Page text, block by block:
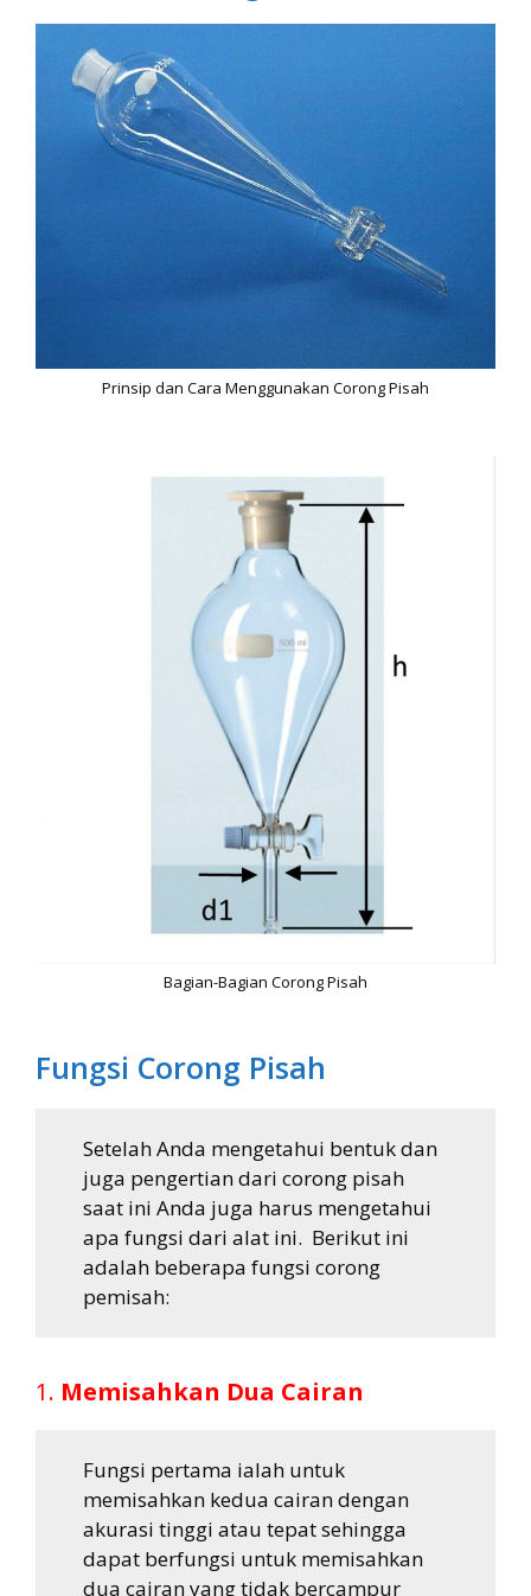
Prinsip dan Cara Menggunakan Corong Pisah
Bagian-Bagian Corong Pisah
Fungsi Corong Pisah
Setelah Anda mengetahui bentuk dan
juga pengertian dari corong pisah
saat ini Anda juga harus mengetahui
apa fungsi dari alat ini. Berikut ini
adalah beberapa fungsi corong
pemisah:
1. Memisahkan Dua Cairan
Fungsi pertama ialah untuk
memisahkan kedua cairan dengan
akurasi tinggi atau tepat sehingga
dapat berfungsi untuk memisahkan
dua cairan yang tidak bercampur